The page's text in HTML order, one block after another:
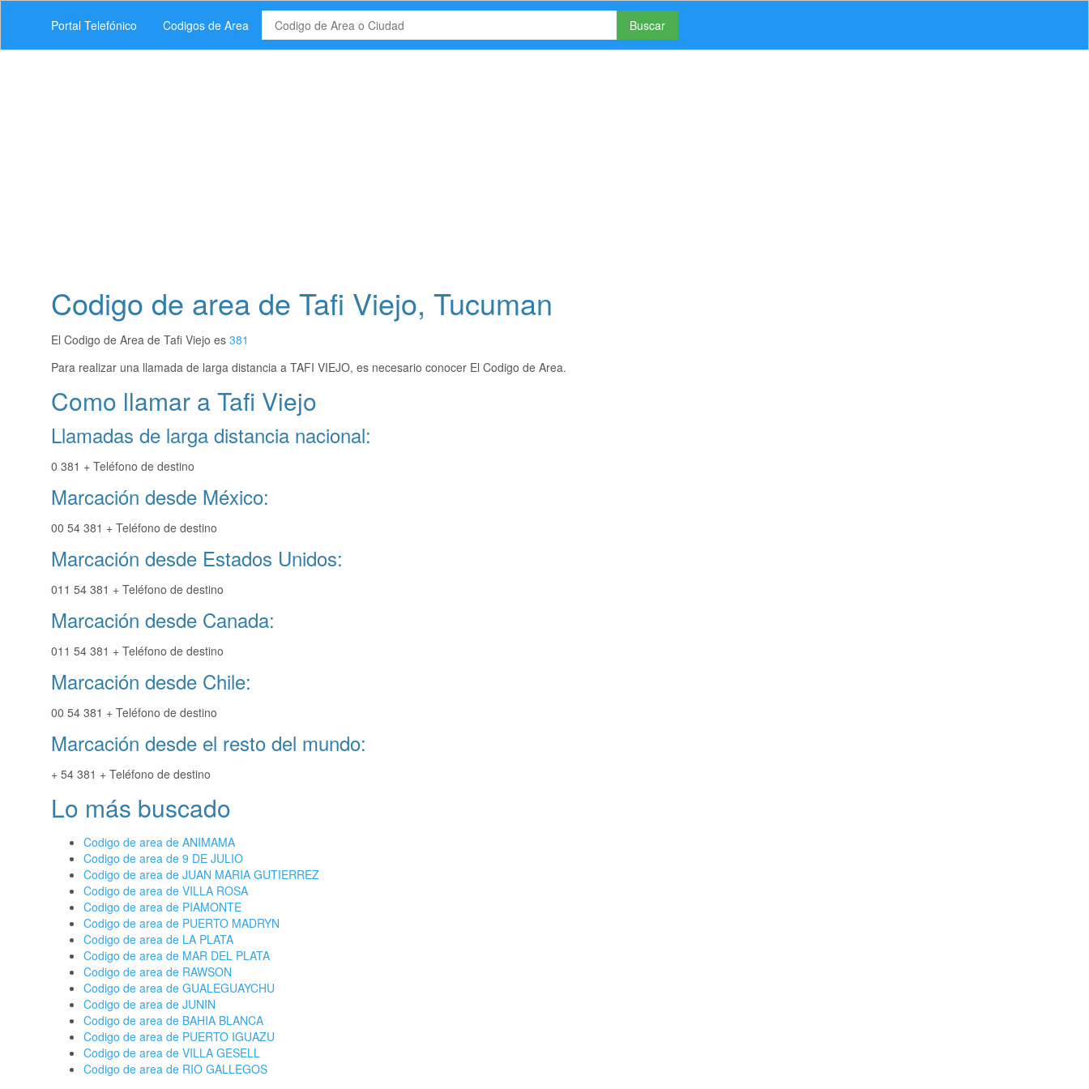
Portal Telefónico Codigos de Area Buscar
Codigo de area de Tafi Viejo, Tucuman
El Codigo de Area de Tafi Viejo es 381
Para realizar una llamada de larga distancia a TAFI VIEJO, es necesario conocer El Codigo de Area.
Como llamar a Tafi Viejo
Llamadas de larga distancia nacional:
0 381 + Teléfono de destino
Marcación desde México:
00 54 381 + Teléfono de destino
Marcación desde Estados Unidos:
011 54 381 + Teléfono de destino
Marcación desde Canada:
011 54 381 + Teléfono de destino
Marcación desde Chile:
00 54 381 + Teléfono de destino
Marcación desde el resto del mundo:
+ 54 381 + Teléfono de destino
Lo más buscado
Codigo de area de ANIMAMA
Codigo de area de 9 DE JULIO
Codigo de area de JUAN MARIA GUTIERREZ
Codigo de area de VILLA ROSA
Codigo de area de PIAMONTE
Codigo de area de PUERTO MADRYN
Codigo de area de LA PLATA
Codigo de area de MAR DEL PLATA
Codigo de area de RAWSON
Codigo de area de GUALEGUAYCHU
Codigo de area de JUNIN
Codigo de area de BAHIA BLANCA
Codigo de area de PUERTO IGUAZU
Codigo de area de VILLA GESELL
Codigo de area de RIO GALLEGOS